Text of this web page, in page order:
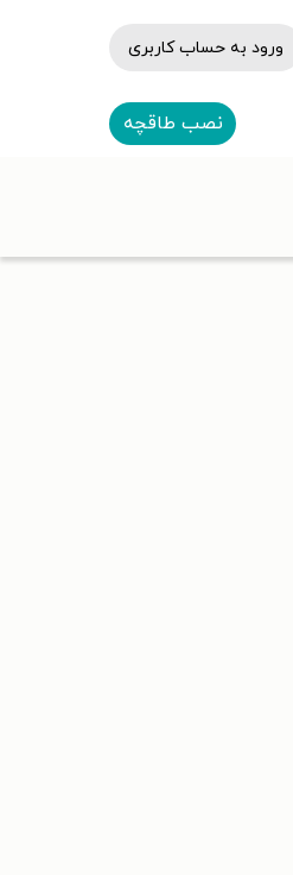
ورود به حساب کاربری
نصب طاقچه